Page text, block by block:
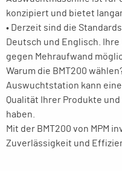
konzipiert und bietet
• Derzeit sind die
Deutsch und Englisch.
gegen Mehraufwand
Warum die BMT200
Auswuchtstation kann
Qualität Ihrer Produkte
haben.
Mit der BMT200 von MPM
Zuverlässigkeit und